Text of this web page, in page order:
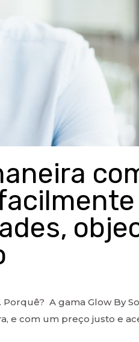
A gama Glow By
com um preço justo e